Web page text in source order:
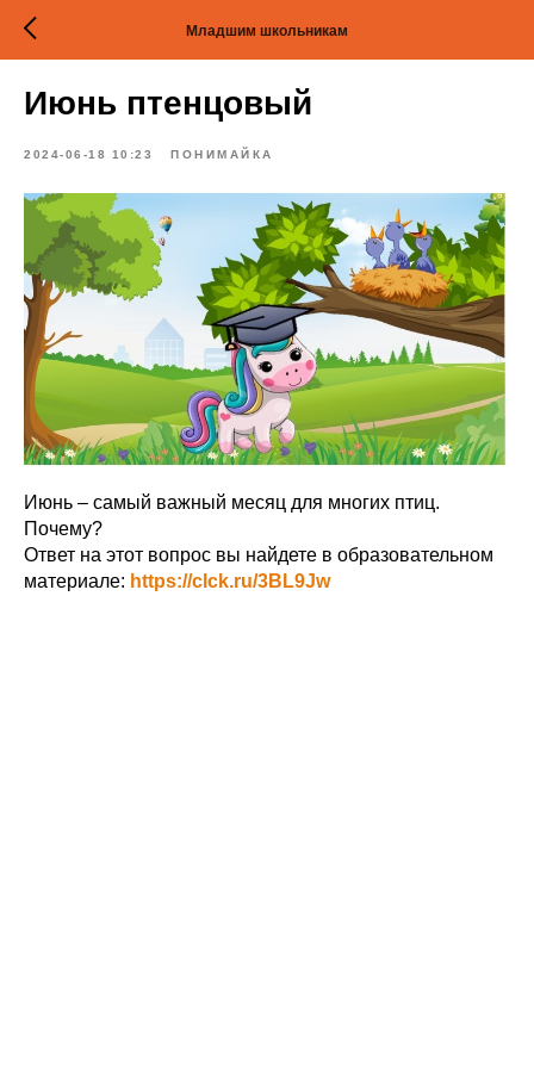
Младшим школьникам
Июнь птенцовый
2024-06-18 10:23 ПОНИМАЙКА
Июнь – самый важный месяц для многих птиц.
Почему?
Ответ на этот вопрос вы найдете в образовательном
материале: https://clck.ru/3BL9Jw